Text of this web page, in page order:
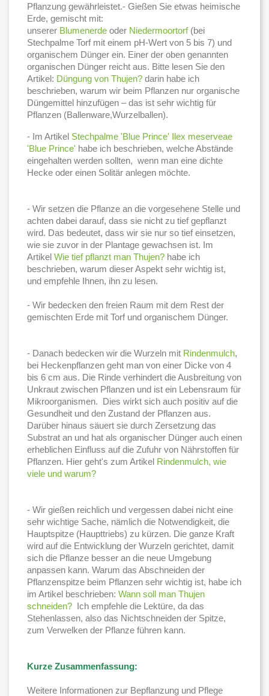
Pflanzung gewährleistet.- Gießen Sie etwas heimische
Erde, gemischt mit:
unserer Blumenerde oder Niedermoortorf(bei
Stechpalme Torf mit einem pH-Wert von 5 bis 7) und
organischem Dünger ein. Einer der oben genannten
organischen Dünger reicht aus. Bitte lesen Sie den
Artikel: Düngung von Thujen? darin habe ich
beschrieben, warum wir beim Pflanzen nur organische
Düngemittel hinzufügen – das ist sehr wichtig für
Pflanzen (Ballenware,Wurzelballen).
- Im Artikel Stechpalme 'Blue Prince' Ilex meserveae
'Blue Prince' habe ich beschrieben, welche Abstände
eingehalten werden sollten, wenn man eine dichte
Hecke oder einen Solitär anlegen möchte.
- Wir setzen die Pflanze an die vorgesehene Stelle und
achten dabei darauf, dass sie nicht zu tief gepflanzt
wird. Das bedeutet, dass wir sie nur so tief einsetzen,
wie sie zuvor in der Plantage gewachsen ist. Im
Artikel Wie tief pflanzt man Thujen? habe ich
beschrieben, warum dieser Aspekt sehr wichtig ist,
und empfehle Ihnen, ihn zu lesen.
- Wir bedecken den freien Raum mit dem Rest der
gemischten Erde mit Torf und organischem Dünger.
- Danach bedecken wir die Wurzeln mit Rindenmulch,
bei Heckenpflanzen geht man von einer Dicke von 4
bis 6 cm aus. Die Rinde verhindert die Ausbreitung von
Unkraut zwischen Pflanzen und ist ein Lebensraum für
Mikroorganismen. Dies wirkt sich auch positiv auf die
Gesundheit und den Zustand der Pflanzen aus.
Darüber hinaus säuert sie durch Zersetzung das
Substrat an und hat als organischer Dünger auch einen
erheblichen Einfluss auf die Zufuhr von Nährstoffen für
Pflanzen. Hier geht's zum Artikel Rindenmulch, wie
viele und warum?
- Wir gießen reichlich und vergessen dabei nicht eine
sehr wichtige Sache, nämlich die Notwendigkeit, die
Hauptspitze (Haupttriebs) zu kürzen. Die ganze Kraft
wird auf die Entwicklung der Wurzeln gerichtet, damit
sich die Pflanze besser an die neue Umgebung
anpassen kann. Warum das Abschneiden der
Pflanzenspitze beim Pflanzen sehr wichtig ist, habe ich
im Artikel beschrieben: Wann soll man Thujen
schneiden? Ich empfehle die Lektüre, da das
Stehenlassen, also das Nichtschneiden der Spitze,
zum Verwelken der Pflanze führen kann.
Kurze Zusammenfassung:
Weitere Informationen zur Bepflanzung und Pflege